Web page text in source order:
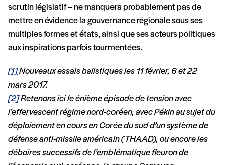
scrutin législatif – ne manquera probablement pas de
mettre en évidence la gouvernance régionale sous ses
multiples formes et états, ainsi que ses acteurs politiques
aux inspirations parfois tourmentées.
[1]Nouveaux essais balistiques les 11 février, 6 et 22
mars 2017.
[2]Retenons ici le énième épisode de tension avec
l’effervescent régime nord-coréen, avec Pékin au sujet du
déploiement en cours en Corée du sud d’un système de
défense anti-missile américain (THAAD), ou encore les
déboires successifs de l’emblématique fleuron de